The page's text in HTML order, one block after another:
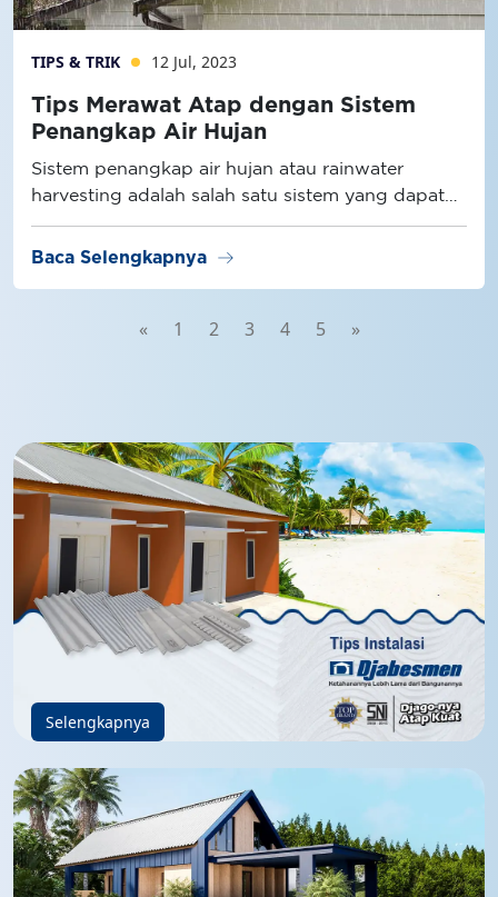
TIPS & TRIK 12 Jul, 2023
Tips Merawat Atap dengan Sistem
Penangkap Air Hujan
Sistem penangkap air hujan atau rainwater
harvesting adalah salah satu sistem yang dapat
dipasang pada atap rumah untuk memperoleh
sumber air tambahan.
Baca Selengkapnya arrow_right_alt
« 1 2 3 4 5 »
Selengkapnya